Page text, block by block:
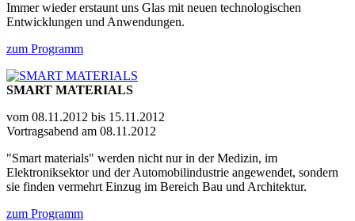
Immer wieder erstaunt uns Glas mit neuen technologischen
Entwicklungen und Anwendungen.
zum Programm
SMART MATERIALS
vom 08.11.2012 bis 15.11.2012
Vortragsabend am 08.11.2012
"Smart materials" werden nicht nur in der Medizin, im
Elektroniksektor und der Automobilindustrie angewendet, sondern
sie finden vermehrt Einzug im Bereich Bau und Architektur.
zum Programm